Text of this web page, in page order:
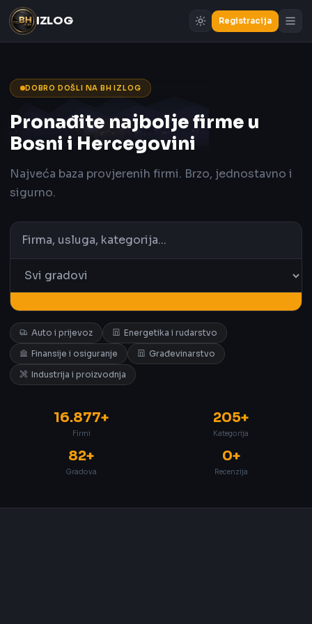
IZLOG Registracija
DOBRO DOŠLI NA BH IZLOG
Pronađite najbolje firme u
Bosni i Hercegovini
Najveća baza provjerenih firmi. Brzo, jednostavno i
sigurno.
Auto i prijevoz
Energetika i rudarstvo
Finansije i osiguranje
Građevinarstvo
Industrija i proizvodnja
16.877+
Firmi
205+
Kategorija
82+
Gradova
0+
Recenzija